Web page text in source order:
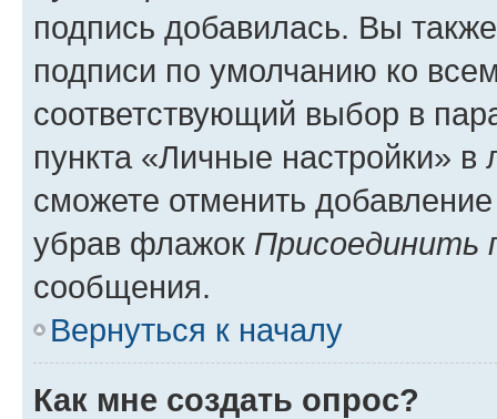
подпись добавилась. Вы
подписи по умолчанию ко
соответствующий выбор в
пункта «Личные настройки»
сможете отменить
убрав флажок Присоединить
сообщения.
Вернуться к началу
Как мне создать опрос?